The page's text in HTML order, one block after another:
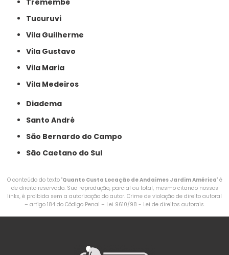
Tremembé
Tucuruvi
Vila Guilherme
Vila Gustavo
Vila Maria
Vila Medeiros
Diadema
Santo André
São Bernardo do Campo
São Caetano do Sul
O conteúdo do texto "Quanto Custa Locação de Andaimes Jardim América" é
de direito reservado. Sua reprodução, parcial ou total, mesmo citando nossos
links, é proibida sem a autorização do autor. Crime de violação de direito autoral
– artigo 184 do Código Penal – Lei 9610/98 - Lei de direitos autorais.